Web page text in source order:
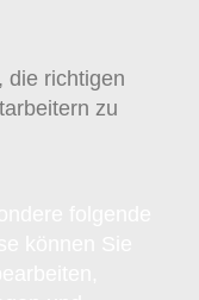
die richtigen
zu